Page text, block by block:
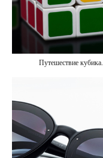
Путешествие кубика.